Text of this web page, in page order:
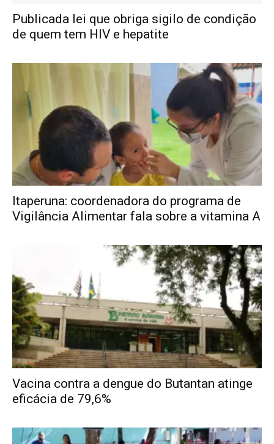
Publicada lei que obriga sigilo de condição
de quem tem HIV e hepatite
Itaperuna: coordenadora do programa de
Vigilância Alimentar fala sobre a vitamina A
Vacina contra a dengue do Butantan atinge
eficácia de 79,6%